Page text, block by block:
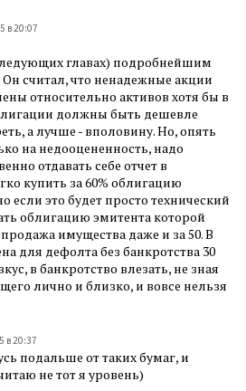
в 20:07
главах) подробнейшим
Он считал, что ненадежные акции
относительно активов хотя бы в
должны быть дешевле
а лучше - вполовину. Но, опять
на недооцененность, надо
отдавать себе отчет в
купить за 60% облигацию
если это будет просто технический
облигацию эмитента которой
имущества даже и за 50. В
для дефолта без банкротства 30
в банкротство влезать, не зная
лично и близко, и вовсе нельзя
в 20:37
подальше от таких бумаг, и
не тот я уровень)